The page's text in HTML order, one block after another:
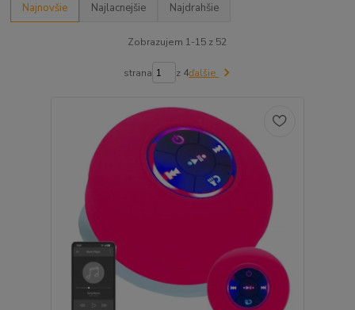
Najnovšie Najlacnejšie Najdrahšie
Zobrazujem 1-15 z 52
strana z 4ďalšie